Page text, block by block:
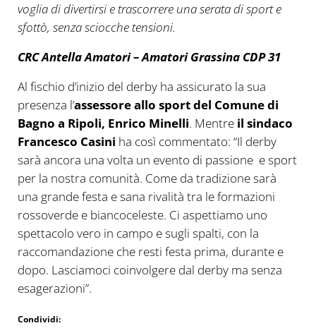
voglia di divertirsi e trascorrere una serata di sport e
sfottò, senza sciocche tensioni.
CRC Antella Amatori – Amatori Grassina CDP 31
Al fischio d’inizio del derby ha assicurato la sua
presenza l’assessore allo sport del Comune di
Bagno a Ripoli, Enrico Minelli. Mentreil sindaco
Francesco Casini ha così commentato: “Il derby
sarà ancora una volta un evento di passione e sport
per la nostra comunità. Come da tradizione sarà
una grande festa e sana rivalità tra le formazioni
rossoverde e biancoceleste. Ci aspettiamo uno
spettacolo vero in campo e sugli spalti, con la
raccomandazione che resti festa prima, durante e
dopo. Lasciamoci coinvolgere dal derby ma senza
esagerazioni”.
Condividi: